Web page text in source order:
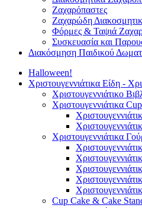
Ζαχαρόπαστες
Ζαχαρώδη
Φόρμες & Ταψιά
Συσκευασία και
Διακόσμηση Παιδικού
Halloween!
Χριστουγεννιάτικα Είδη -
Χριστουγεννιάτικο
Χριστουγεννιάτικα
Χριστουγεννιάτικα
Cup Cake & Cake